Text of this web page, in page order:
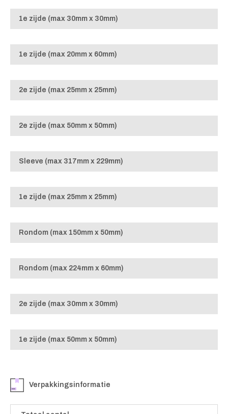
1e zijde (max 30mm x 30mm)
1e zijde (max 20mm x 60mm)
2e zijde (max 25mm x 25mm)
2e zijde (max 50mm x 50mm)
Sleeve (max 317mm x 229mm)
1e zijde (max 25mm x 25mm)
Rondom (max 150mm x 50mm)
Rondom (max 224mm x 60mm)
2e zijde (max 30mm x 30mm)
1e zijde (max 50mm x 50mm)
Verpakkingsinformatie